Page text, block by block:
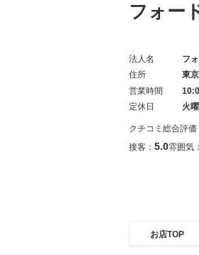
フォー
法人名
フ
住所
東
営業時間
定休日
火
クチコミ総合評価
接客： 5.0雰囲気：
お店TOP